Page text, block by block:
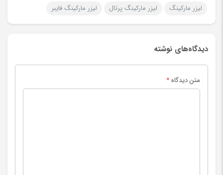
لیزر مارکینگ
لیزر مارکینگ پرتال لیزر مارکینگ فایبر
دیدگاه‌های نوشته
متن دیدگاه*